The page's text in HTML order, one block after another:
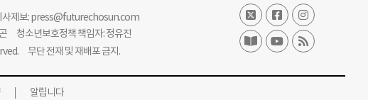
제보:press@futurechosun.com
청소년보호정책 책임자: 정유진
무단 전재 및 재배포 금지.
알립니다